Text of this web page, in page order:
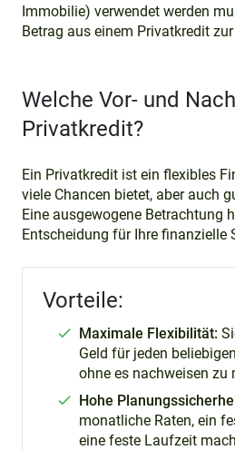
Immobilie) verwendet werden
Betrag aus einem Privatkredit
Welche Vor- und
Privatkredit?
Ein Privatkredit ist ein flexibles
viele Chancen bietet, aber auch
Eine ausgewogene Betrachtung
Entscheidung für Ihre finanzielle
Vorteile:
Maximale Flexibilität:
Geld für jeden
ohne es nachweisen zu
Hohe
monatliche Raten, ein
eine feste Laufzeit